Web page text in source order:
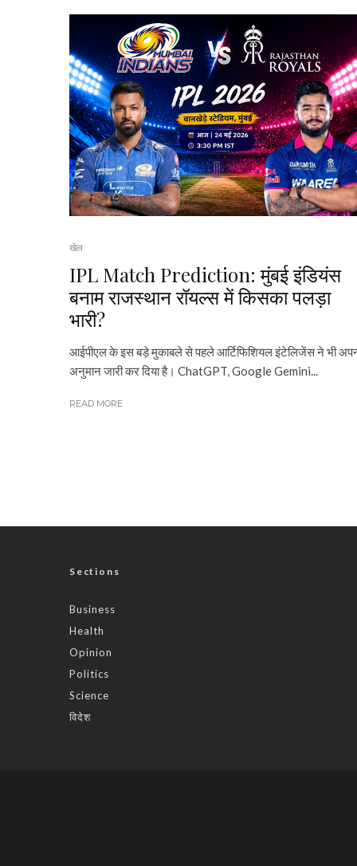
खेल
IPL Match Prediction: मुंबई इंडियंस
बनाम राजस्थान रॉयल्स में किसका पलड़ा
भारी?
आईपीएल के इस बड़े मुकाबले से पहले आर्टिफिशियल इंटेलिजेंस ने भी
अनुमान जारी कर दिया है। ChatGPT, Google Gemini...
READ MORE
Sections
Business
Health
Opinion
Politics
Science
विदेश